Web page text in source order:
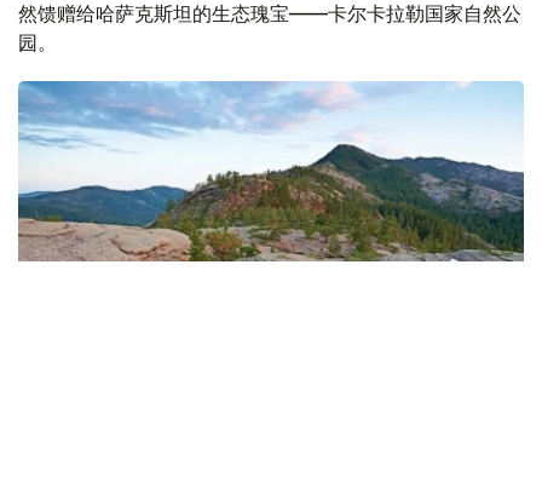
然馈赠给哈萨克斯坦的生态瑰宝——卡尔卡拉勒国家自然公
园。